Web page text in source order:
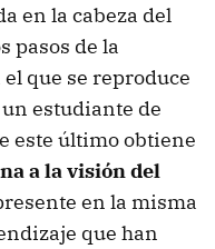
en la cabeza del
pasos de la
que se reproduce
estudiante de
este último obtiene
a la visión del
en la misma
que han